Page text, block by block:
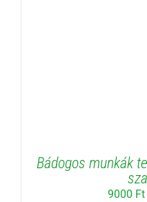
Bádogos munkák
9000 Ft